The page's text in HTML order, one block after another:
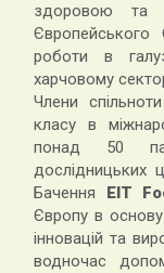
здоровою та
роботи в
харчовому
Члени спільноти
класу в
понад 50
дослідницьких
Бачення
EIT
Європу в основу
інновацій та
водночас